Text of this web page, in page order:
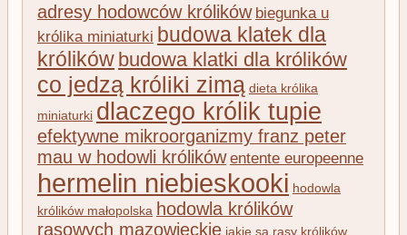
adresy hodowców królików biegunka u
królika miniaturki budowa klatek dla
królików budowa klatki dla królików
co jedzą króliki zimą dieta królika
miniaturki dlaczego królik tupie
efektywne mikroorganizmy franz peter
mau w hodowli królików entente europeenne
hermelin niebieskooki hodowla
królików małopolska hodowla królików
rasowych mazowieckie jakie są rasy królików